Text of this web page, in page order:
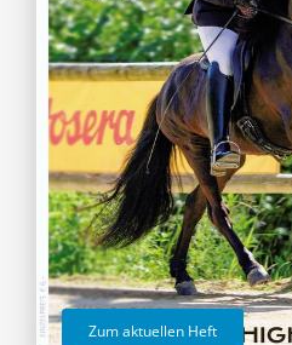
Zum aktuellen Heft